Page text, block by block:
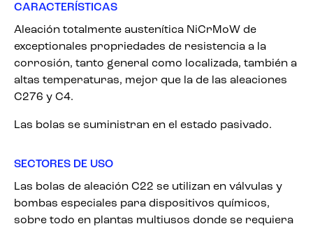
CARACTERÍSTICAS
Aleación totalmente austenítica NiCrMoW de
exceptionales propriedades de resistencia a la
corrosión, tanto general como localizada, también a
altas temperaturas, mejor que la de las aleaciones
C276 y C4.
Las bolas se suministran en el estado pasivado.
SECTORES DE USO
Las bolas de aleación C22 se utilizan en válvulas y
bombas especiales para dispositivos químicos,
sobre todo en plantas multiusos donde se requiera